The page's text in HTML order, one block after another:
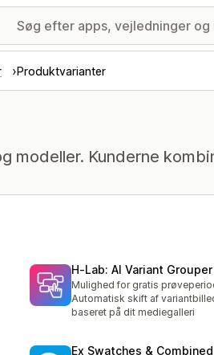
Produktvarianter
modeller. Kunderne
H‑Lab: AI Variant Grouper
Mulighed for gratis
Automatisk skift af
baseret på dit mediegalleri
Ex Swatches &